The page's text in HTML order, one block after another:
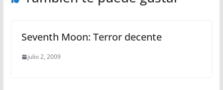
Seventh Moon: Terror decente
julio 2, 2009